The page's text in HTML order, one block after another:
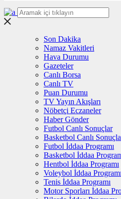
Son Dakika
Namaz Vakitleri
Hava Durumu
Gazeteler
Canlı Borsa
Canlı TV
Puan Durumu
TV Yayın Akışları
Nöbetçi Eczaneler
Haber Gönder
Futbol Canlı Sonuçlar
Basketbol Canlı
Futbol İddaa Programı
Basketbol İddaa
Hentbol İddaa Programı
Voleybol İddaa Programı
Tenis İddaa Programı
Motor Sporları İddaa